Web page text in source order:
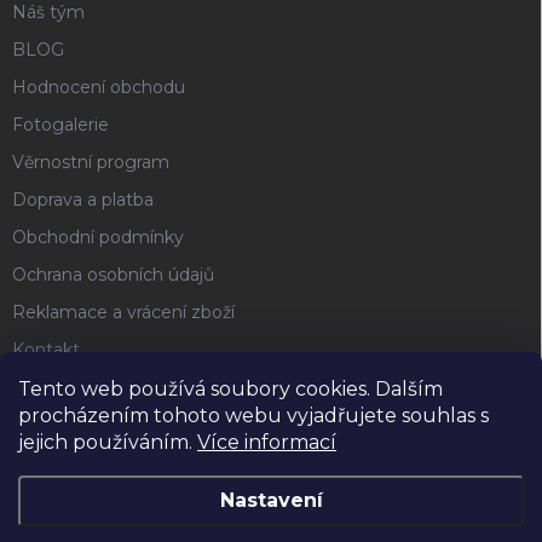
Tento web používá soubory cookies. Dalším
procházením tohoto webu vyjadřujete souhlas s
jejich používáním. Více informací
Nastavení
Náš tým
BLOG
Hodnocení obchodu
Fotogalerie
Věrnostní program
Doprava a platba
Obchodní podmínky
Ochrana osobních údajů
Reklamace a vrácení zboží
Kontakt
FACEBOOK